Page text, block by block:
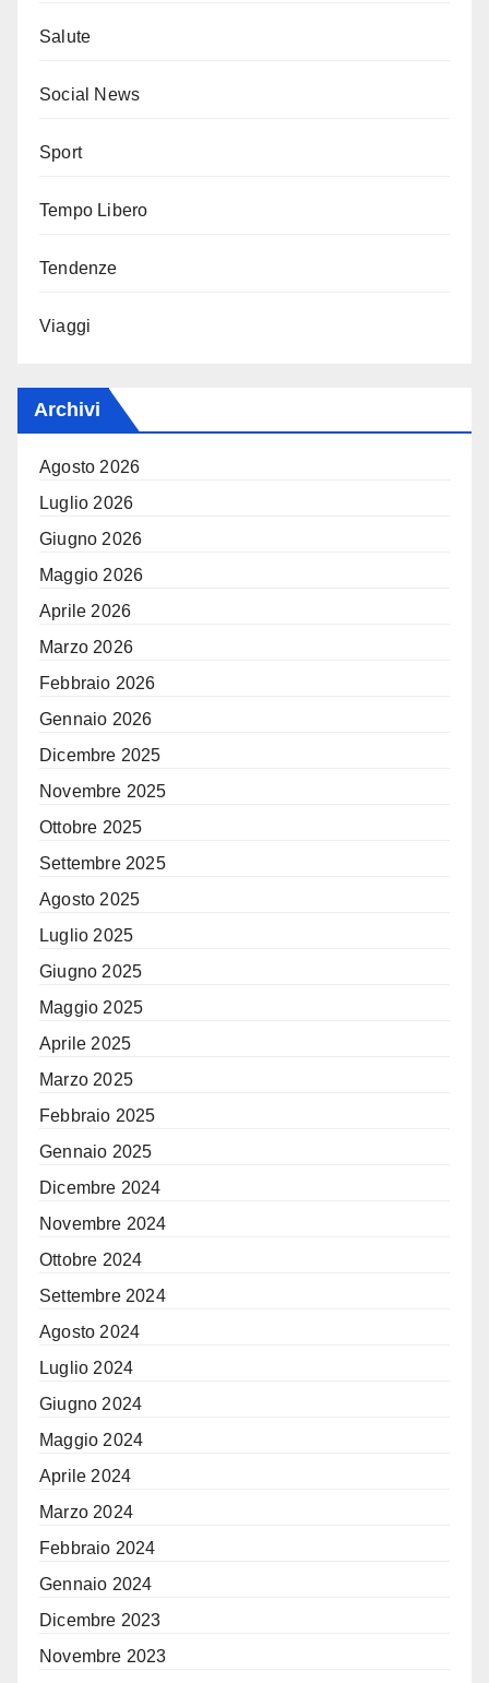
Salute
Social News
Sport
Tempo Libero
Tendenze
Viaggi
Archivi
Agosto 2026
Luglio 2026
Giugno 2026
Maggio 2026
Aprile 2026
Marzo 2026
Febbraio 2026
Gennaio 2026
Dicembre 2025
Novembre 2025
Ottobre 2025
Settembre 2025
Agosto 2025
Luglio 2025
Giugno 2025
Maggio 2025
Aprile 2025
Marzo 2025
Febbraio 2025
Gennaio 2025
Dicembre 2024
Novembre 2024
Ottobre 2024
Settembre 2024
Agosto 2024
Luglio 2024
Giugno 2024
Maggio 2024
Aprile 2024
Marzo 2024
Febbraio 2024
Gennaio 2024
Dicembre 2023
Novembre 2023